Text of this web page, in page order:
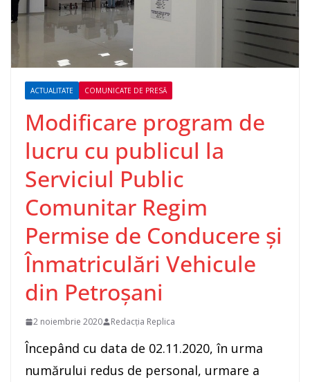
ACTUALITATE COMUNICATE DE PRESĂ
Modificare program de
lucru cu publicul la
Serviciul Public
Comunitar Regim
Permise de Conducere şi
Înmatriculări Vehicule
din Petroșani
2 noiembrie 2020 Redacția Replica
Începând cu data de 02.11.2020, în urma
numărului redus de personal, urmare a